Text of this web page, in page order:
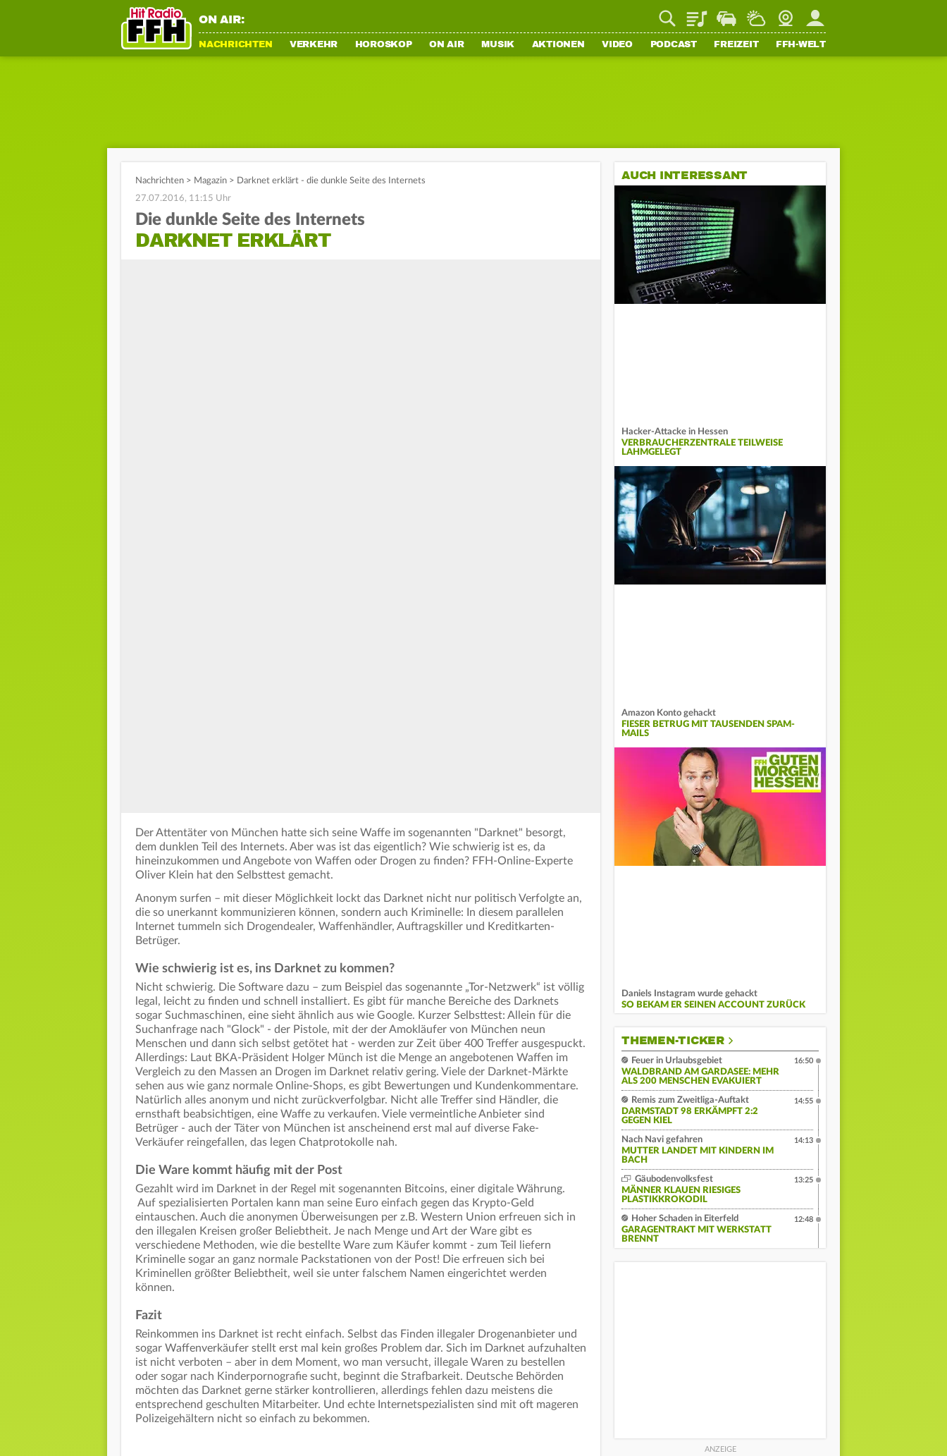
ON AIR: PlaylistStaupilotWetterWebcamMein FFH
NACHRICHTEN VERKEHR HOROSKOP ON AIR MUSIK AKTIONEN VIDEO PODCAST FREIZEIT FFH-WELT
Nachrichten > Magazin > Darknet erklärt - die dunkle Seite des Internets
27.07.2016, 11:15 Uhr
Die dunkle Seite des Internets
DARKNET ERKLÄRT
Der Attentäter von München hatte sich seine Waffe im sogenannten "Darknet" besorgt,
dem dunklen Teil des Internets. Aber was ist das eigentlich? Wie schwierig ist es, da
hineinzukommen und Angebote von Waffen oder Drogen zu finden? FFH-Online-Experte
Oliver Klein hat den Selbsttest gemacht.
Anonym surfen – mit dieser Möglichkeit lockt das Darknet nicht nur politisch Verfolgte an,
die so unerkannt kommunizieren können, sondern auch Kriminelle: In diesem parallelen
Internet tummeln sich Drogendealer, Waffenhändler, Auftragskiller und Kreditkarten-
Betrüger.
Wie schwierig ist es, ins Darknet zu kommen?
Nicht schwierig. Die Software dazu – zum Beispiel das sogenannte „Tor-Netzwerk“ ist völlig
legal, leicht zu finden und schnell installiert. Es gibt für manche Bereiche des Darknets
sogar Suchmaschinen, eine sieht ähnlich aus wie Google. Kurzer Selbsttest: Allein für die
Suchanfrage nach "Glock" - der Pistole, mit der der Amokläufer von München neun
Menschen und dann sich selbst getötet hat - werden zur Zeit über 400 Treffer ausgespuckt.
Allerdings: Laut BKA-Präsident Holger Münch ist die Menge an angebotenen Waffen im
Vergleich zu den Massen an Drogen im Darknet relativ gering. Viele der Darknet-Märkte
sehen aus wie ganz normale Online-Shops, es gibt Bewertungen und Kundenkommentare.
Natürlich alles anonym und nicht zurückverfolgbar. Nicht alle Treffer sind Händler, die
ernsthaft beabsichtigen, eine Waffe zu verkaufen. Viele vermeintliche Anbieter sind
Betrüger - auch der Täter von München ist anscheinend erst mal auf diverse Fake-
Verkäufer reingefallen, das legen Chatprotokolle nah.
Die Ware kommt häufig mit der Post
Gezahlt wird im Darknet in der Regel mit sogenannten Bitcoins, einer digitale Währung.
Auf spezialisierten Portalen kann man seine Euro einfach gegen das Krypto-Geld
eintauschen. Auch die anonymen Überweisungen per z.B. Western Union erfreuen sich in
den illegalen Kreisen großer Beliebtheit. Je nach Menge und Art der Ware gibt es
verschiedene Methoden, wie die bestellte Ware zum Käufer kommt - zum Teil liefern
Kriminelle sogar an ganz normale Packstationen von der Post! Die erfreuen sich bei
Kriminellen größter Beliebtheit, weil sie unter falschem Namen eingerichtet werden
können.
Fazit
Reinkommen ins Darknet ist recht einfach. Selbst das Finden illegaler Drogenanbieter und
sogar Waffenverkäufer stellt erst mal kein großes Problem dar. Sich im Darknet aufzuhalten
ist nicht verboten – aber in dem Moment, wo man versucht, illegale Waren zu bestellen
oder sogar nach Kinderpornografie sucht, beginnt die Strafbarkeit. Deutsche Behörden
möchten das Darknet gerne stärker kontrollieren, allerdings fehlen dazu meistens die
entsprechend geschulten Mitarbeiter. Und echte Internetspezialisten sind mit oft mageren
Polizeigehältern nicht so einfach zu bekommen.
AUCH INTERESSANT
Hacker-Attacke in Hessen
VERBRAUCHERZENTRALE TEILWEISE
LAHMGELEGT
Amazon Konto gehackt
FIESER BETRUG MIT TAUSENDEN SPAM-
MAILS
Daniels Instagram wurde gehackt
SO BEKAM ER SEINEN ACCOUNT ZURÜCK
THEMEN-TICKER
Feuer in Urlaubsgebiet
WALDBRAND AM GARDASEE: MEHR
ALS 200 MENSCHEN EVAKUIERT
16:50
Remis zum Zweitliga-Auftakt
DARMSTADT 98 ERKÄMPFT 2:2
GEGEN KIEL
14:55
Nach Navi gefahren
MUTTER LANDET MIT KINDERN IM
BACH
14:13
Gäubodenvolksfest
MÄNNER KLAUEN RIESIGES
PLASTIKKROKODIL
13:25
Hoher Schaden in Eiterfeld
GARAGENTRAKT MIT WERKSTATT
BRENNT
12:48